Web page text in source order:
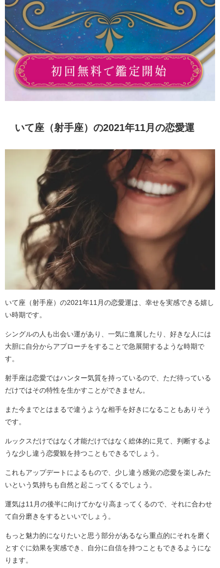
いて座（射手座）の2021年11月の恋愛運
いて座（射手座）の2021年11月の恋愛運は、幸せを実感できる嬉し
い時期です。
シングルの人も出会い運があり、一気に進展したり、好きな人には
大胆に自分からアプローチをすることで急展開するような時期で
す。
射手座は恋愛ではハンター気質を持っているので、ただ待っている
だけではその特性を生かすことができません。
また今までとはまるで違うような相手を好きになることもありそう
です。
ルックスだけではなく才能だけではなく総体的に見て、判断するよ
うな少し違う恋愛観を持つこともできるでしょう。
これもアップデートによるもので、少し違う感覚の恋愛を楽しみた
いという気持ちも自然と起こってくるでしょう。
運気は11月の後半に向けてかなり高まってくるので、それに合わせ
て自分磨きをするといいでしょう。
もっと魅力的になりたいと思う部分があるなら重点的にそれを磨く
とすぐに効果を実感でき、自分に自信を持つこともできるようにな
ります。